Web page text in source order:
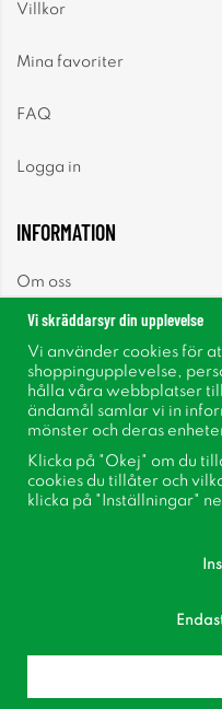
Villkor
Mina favoriter
FAQ
Logga in
INFORMATION
Om oss
Nyhetsbrev
Om cookies
Inspiration
Bli medlem i vår
Vi skräddarsyr din upplevelse
Vi använder cookies för
shoppingupplevelse,
hålla våra webbplatser
ändamål samlar vi in
mönster och deras
Klicka på "Okej" om du
cookies du tillåter och
klicka på "Inställningar"